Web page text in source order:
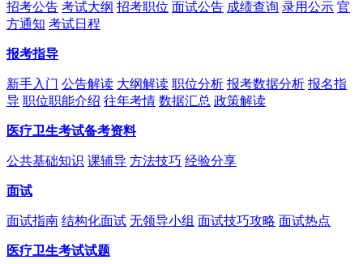
招考公告 考试大纲 招考职位 面试公告 成绩查询 录用公示 官
方通知 考试日程
报考指导
新手入门 公告解读 大纲解读 职位分析 报考数据分析 报名指
导 职位职能介绍 往年考情 数据汇总 政策解读
医疗卫生考试备考资料
公共基础知识 课辅导 方法技巧 经验分享
面试
面试指南 结构化面试 无领导小组 面试技巧攻略 面试热点
医疗卫生考试试题